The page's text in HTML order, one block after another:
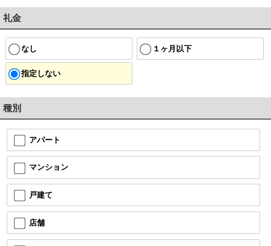
礼金
なし １ヶ月以下
指定しない
種別
アパート
マンション
戸建て
店舗